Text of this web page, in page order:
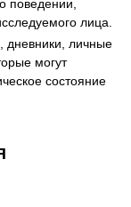
поведении,
лица.
дневники, личные
могут
состояние